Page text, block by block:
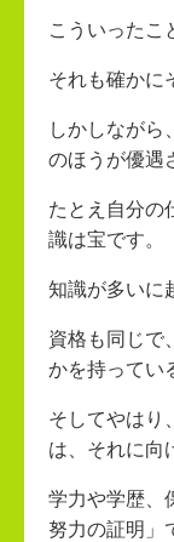
こういったこ
それも確かに
しかしながら
のほうが優遇
たとえ自分の
識は宝です。
知識が多いに
資格も同じで
かを持ってい
そしてやはり
は、それに向
学力や学歴、
努力の証明」